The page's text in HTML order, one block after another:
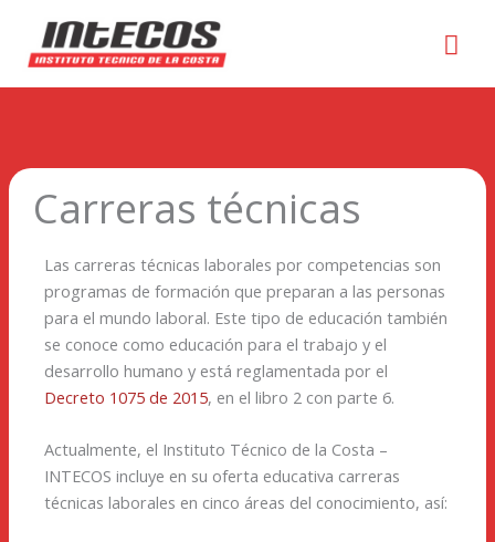
Carreras técnicas
Las carreras técnicas laborales por competencias son
programas de formación que preparan a las personas
para el mundo laboral. Este tipo de educación también
se conoce como educación para el trabajo y el
desarrollo humano y está reglamentada por el
Decreto 1075 de 2015, en el libro 2 con parte 6.
Actualmente, el Instituto Técnico de la Costa –
INTECOS incluye en su oferta educativa carreras
técnicas laborales en cinco áreas del conocimiento, así: